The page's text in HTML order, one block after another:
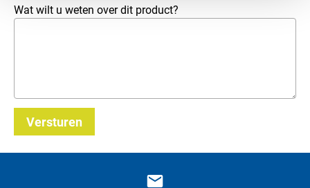
Wat wilt u weten over dit product?
Versturen